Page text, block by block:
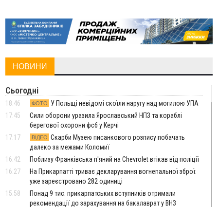
НОВИНИ
Сьогодні
18:46 ФОТО
У Польщі невідомі скоїли наругу над могилою УПА
17:45
Сили оборони уразила Ярославський НПЗ та кораблі
берегової охорони фсб у Керчі
17:17
ВІДЕО Скарби Музею писанкового розпису побачать
далеко за межами Коломиї
16:42
Поблизу Франківська п'яний на Chevrolet втікав від поліції
16:27
На Прикарпатті триває декларування вогнепальної зброї:
уже зареєстровано 282 одиниці
15:58
Понад 9 тис. прикарпатських вступників отримали
рекомендації до зарахування на бакалаврат у ВНЗ